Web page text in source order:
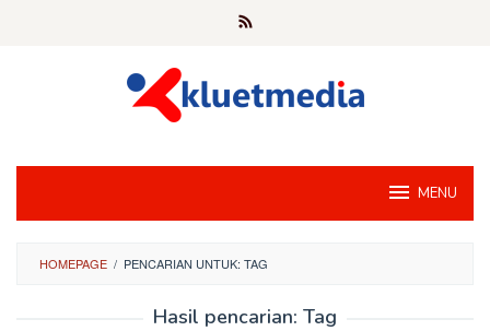
MENU
HOMEPAGE / PENCARIAN UNTUK: TAG
Hasil pencarian: Tag